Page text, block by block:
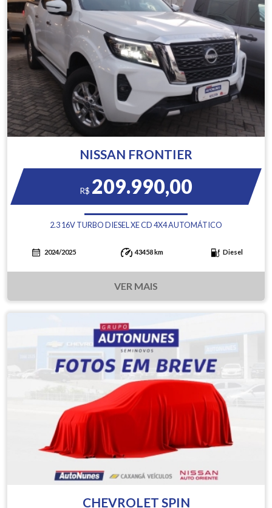
NISSAN FRONTIER
R$ 209.990,00
2.3 16V TURBO DIESEL XE CD 4X4 AUTOMÁTICO
2024/2025 43458 km Diesel
VER MAIS
CHEVROLET SPIN